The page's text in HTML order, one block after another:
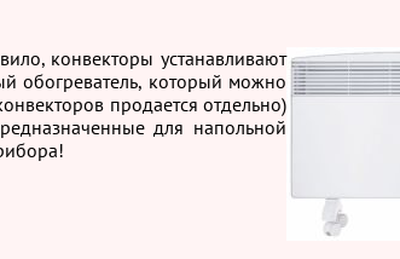
конвекторы устанавливают
обогреватель, который можно
продается отдельно)
для напольной